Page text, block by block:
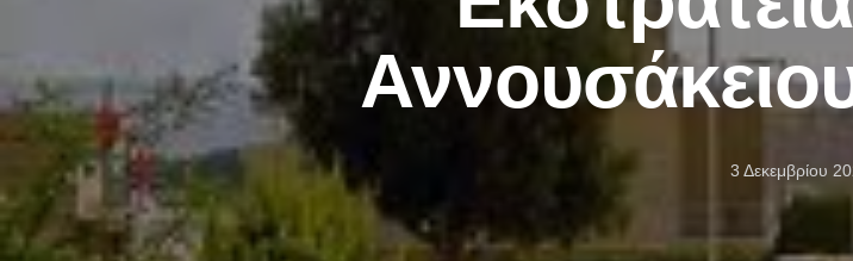
3 Δεκεμβρίου